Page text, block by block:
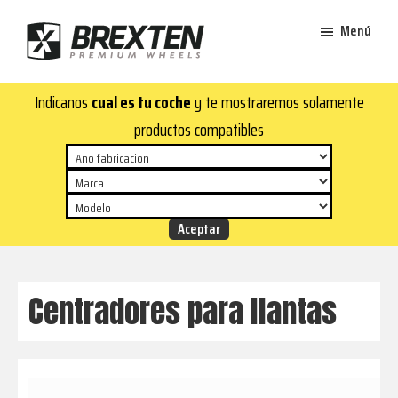
contenido
principal
de
página
Brexten
aluminio
premium
¡En
Brexten.com
encontrarás
aluminio
top!
y
estilo
Menú
Indicanos cual es tu cochey te mostraremos solamente
productos compatibles
Centradores para llantas